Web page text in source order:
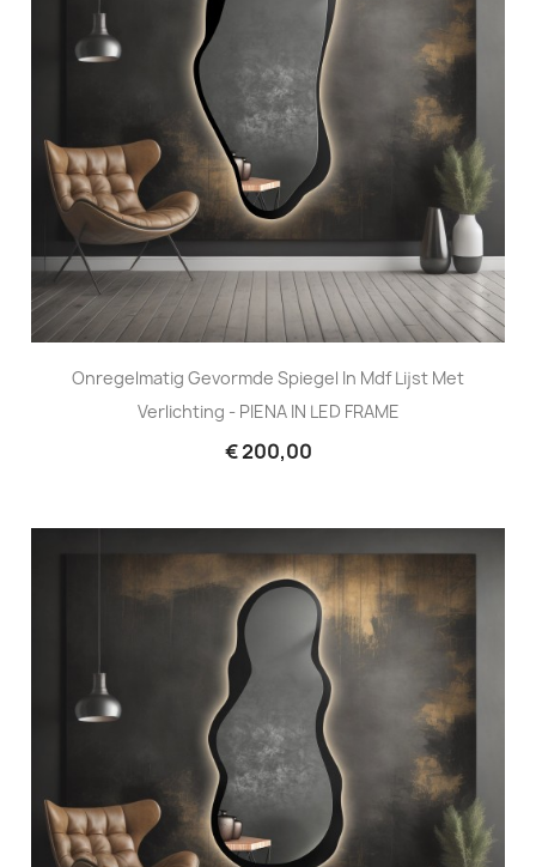
Onregelmatig Gevormde Spiegel In Mdf Lijst Met
Verlichting - PIENA IN LED FRAME
€ 200,00